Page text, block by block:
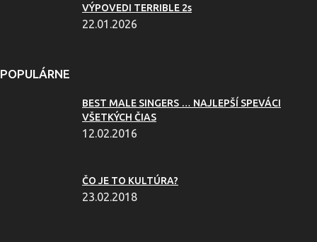
VÝPOVEDI TERRIBLE 2s
22.01.2026
POPULÁRNE
BEST MALE SINGERS … NAJLEPŠÍ SPEVÁCI
VŠETKÝCH ČIAS
12.02.2016
ČO JE TO KULTÚRA?
23.02.2018